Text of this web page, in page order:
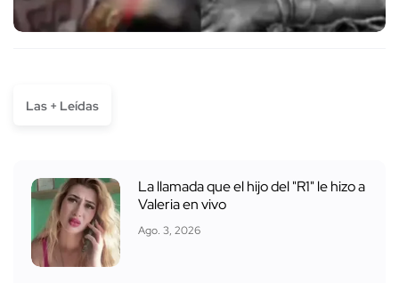
Las + Leídas
La llamada que el hijo del "R1" le hizo a
Valeria en vivo
Ago. 3, 2026